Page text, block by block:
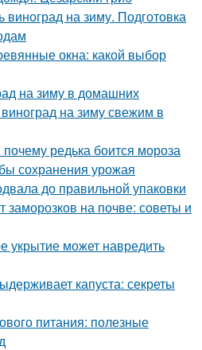
виноград на зиму. Подготовка
окна: какой выбор
на зиму в домашних
на зиму свежим в
редька боится мороза
сохранения урожая
до правильной упаковки
заморозков на почве: советы и
укрытие может навредить
капуста: секреты
питания: полезные